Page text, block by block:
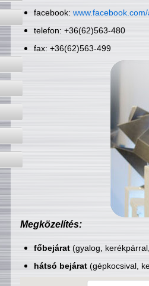
facebook:
telefon: +36(62)563-480
fax: +36(62)563-499
Megközelítés:
főbejárat(gyalog,
hátsó bejárat(gépkocsival,